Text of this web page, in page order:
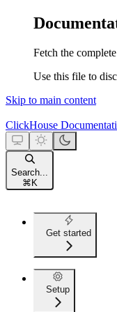
Fetch the
Use this file to
Skip to main content
ClickHouse
Search...
⌘ K
Get started
Setup